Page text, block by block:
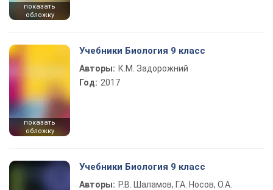
показать
обложку
показать
обложку
Учебники Биология 9 класс
Авторы: К.М. Задорожний
Год: 2017
Учебники Биология 9 класс
Авторы: Р.В. Шаламов, Г.А. Носов, О.А.